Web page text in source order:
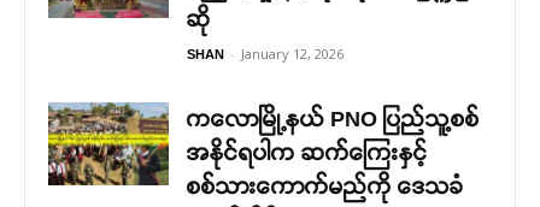
ဆို
SHAN - January 12, 2026
ကလောမြို့နယ် PNO ပြည်သူ့စစ်
အနိုင်ရပါက ဆက်ကြေးနှင့်
စစ်သားကောက်မည်ကို ဒေသခံ